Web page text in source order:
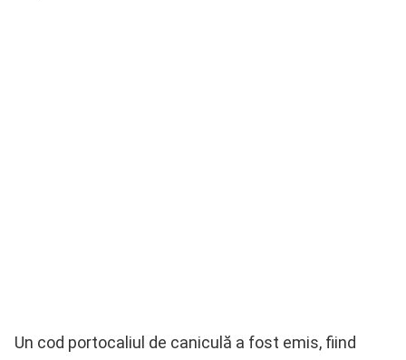
Un cod portocaliul de caniculă a fost emis, fiind